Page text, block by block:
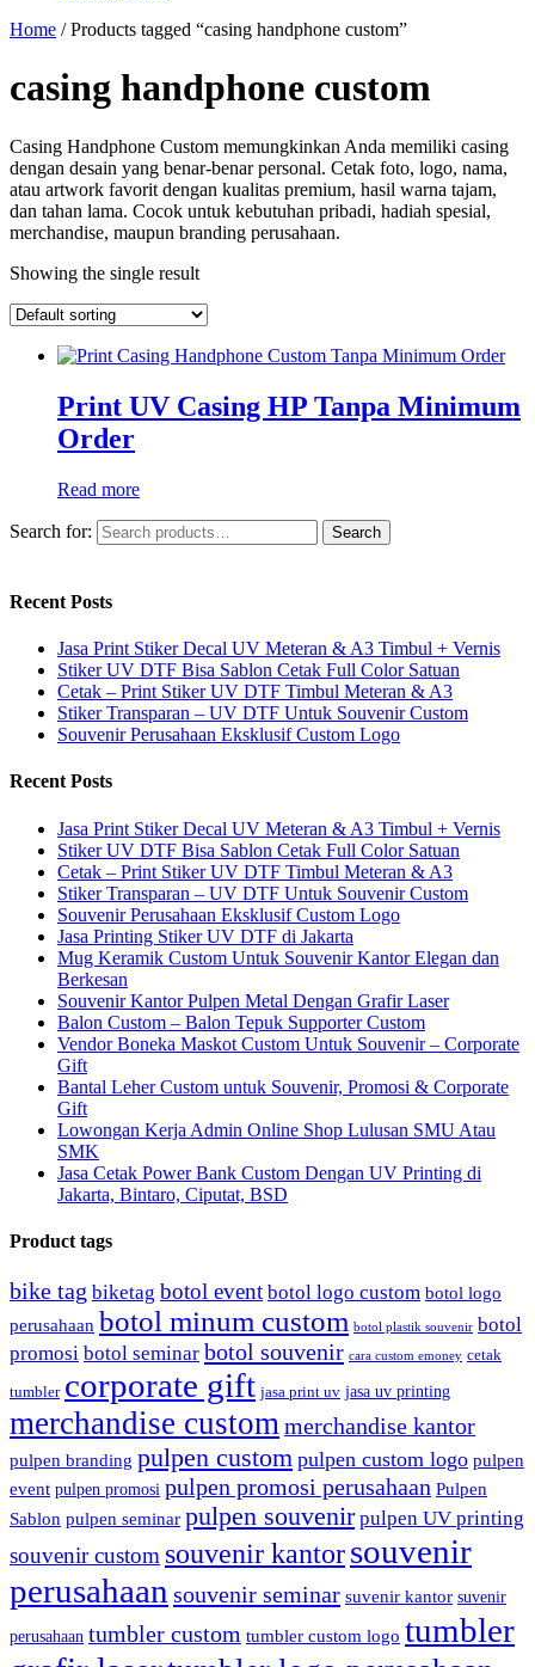
Home / Products tagged “casing handphone custom”
casing handphone custom
Casing Handphone Custom memungkinkan Anda memiliki casing
dengan desain yang benar-benar personal. Cetak foto, logo, nama,
atau artwork favorit dengan kualitas premium, hasil warna tajam,
dan tahan lama. Cocok untuk kebutuhan pribadi, hadiah spesial,
merchandise, maupun branding perusahaan.
Showing the single result
Print UV Casing HP Tanpa Minimum
Order
Read more
Search for: Search
Recent Posts
Jasa Print Stiker Decal UV Meteran & A3 Timbul + Vernis
Stiker UV DTF Bisa Sablon Cetak Full Color Satuan
Cetak – Print Stiker UV DTF Timbul Meteran & A3
Stiker Transparan – UV DTF Untuk Souvenir Custom
Souvenir Perusahaan Eksklusif Custom Logo
Recent Posts
Jasa Print Stiker Decal UV Meteran & A3 Timbul + Vernis
Stiker UV DTF Bisa Sablon Cetak Full Color Satuan
Cetak – Print Stiker UV DTF Timbul Meteran & A3
Stiker Transparan – UV DTF Untuk Souvenir Custom
Souvenir Perusahaan Eksklusif Custom Logo
Jasa Printing Stiker UV DTF di Jakarta
Mug Keramik Custom Untuk Souvenir Kantor Elegan dan
Berkesan
Souvenir Kantor Pulpen Metal Dengan Grafir Laser
Balon Custom – Balon Tepuk Supporter Custom
Vendor Boneka Maskot Custom Untuk Souvenir – Corporate
Gift
Bantal Leher Custom untuk Souvenir, Promosi & Corporate
Gift
Lowongan Kerja Admin Online Shop Lulusan SMU Atau
SMK
Jasa Cetak Power Bank Custom Dengan UV Printing di
Jakarta, Bintaro, Ciputat, BSD
Product tags
bike tag biketag botol event botol logo custom botol logo
perusahaan botol minum custom botol plastik souvenir botol
promosi botol seminar botol souvenir cara custom emoney cetak
tumbler corporate gift jasa print uv jasa uv printing
merchandise custommerchandise kantor
pulpen branding pulpen custom pulpen custom logo pulpen
event pulpen promosi pulpen promosi perusahaan Pulpen
Sablon pulpen seminar pulpen souvenir pulpen UV printing
souvenir custom souvenir kantorsouvenir
perusahaan souvenir seminar suvenir kantor suvenir
perusahaan tumbler custom tumbler custom logo tumbler